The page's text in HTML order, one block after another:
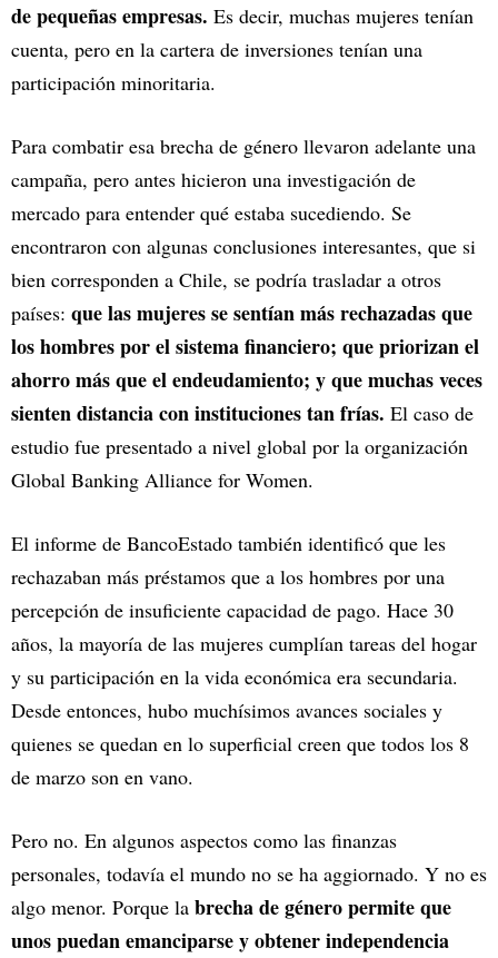
de pequeñas empresas. Es decir, muchas mujeres tenían
cuenta, pero en la cartera de inversiones tenían una
participación minoritaria.
Para combatir esa brecha de género llevaron adelante una
campaña, pero antes hicieron una investigación de
mercado para entender qué estaba sucediendo. Se
encontraron con algunas conclusiones interesantes, que si
bien corresponden a Chile, se podría trasladar a otros
países: que las mujeres se sentían más rechazadas que
los hombres por el sistema financiero; que priorizan el
ahorro más que el endeudamiento; y que muchas veces
sienten distancia con instituciones tan frías. El caso de
estudio fue presentado a nivel global por la organización
Global Banking Alliance for Women.
El informe de BancoEstado también identificó que les
rechazaban más préstamos que a los hombres por una
percepción de insuficiente capacidad de pago. Hace 30
años, la mayoría de las mujeres cumplían tareas del hogar
y su participación en la vida económica era secundaria.
Desde entonces, hubo muchísimos avances sociales y
quienes se quedan en lo superficial creen que todos los 8
de marzo son en vano.
Pero no. En algunos aspectos como las finanzas
personales, todavía el mundo no se ha aggiornado. Y no es
algo menor. Porque la brecha de género permite que
unos puedan emanciparse y obtener independencia